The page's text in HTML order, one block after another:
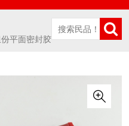
平面密封胶